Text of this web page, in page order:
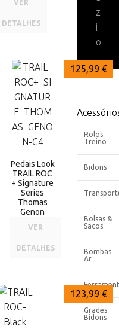
VER
DETALHES
168,00 €
125,99 €
125,99 €
Pedais Look
TRAIL ROC
+ Signature
Series
Thomas
Genon
VER
DETALHES
123,99 €
123,99 €
123,99 €
z
i
o
Rolos
Treino
Bidons
Bolsas &
Sacos
Bombas
Ar
Grades
Bidons